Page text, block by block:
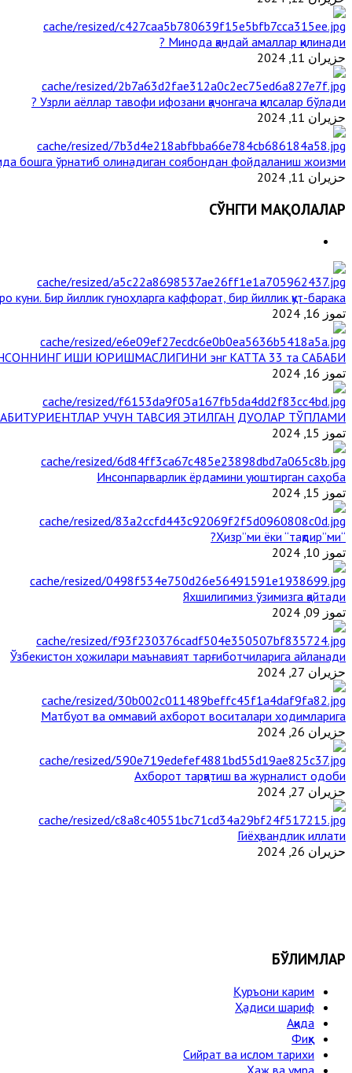
Минода қандай амаллар қилинади ?
حزيران 11, 2024
Узрли аёллар тавофи ифозани қачонгача қилсалар бўлади ?
حزيران 11, 2024
бошга ўрнатиб олинадиган соябондан фойдаланиш жоизми ?
حزيران 11, 2024
СЎНГГИ МАҚОЛАЛАР
куни. Бир йиллик гуноҳларга каффорат, бир йиллик қут-барака
تموز 16, 2024
ИШИ ЮРИШМАСЛИГИНИ энг КАТТА 33 та САБАБИ
تموز 16, 2024
АБИТУРИЕНТЛАР УЧУН ТАВСИЯ ЭТИЛГАН ДУОЛАР ТЎПЛАМИ
تموز 15, 2024
Инсонпарварлик ёрдамини уюштирган саҳоба
تموز 15, 2024
“Ҳизр”ми ёки “тақдир”ми?
تموز 10, 2024
Яхшилигимиз ўзимизга қайтади
تموز 09, 2024
Ўзбекистон ҳожилари маънавият тарғиботчиларига айланади
حزيران 27, 2024
Матбуот ва оммавий ахборот воситалари ходимларига
حزيران 26, 2024
Ахборот тарқатиш ва журналист одоби
حزيران 27, 2024
Гиёҳвандлик иллати
حزيران 26, 2024
БЎЛИМЛАР
Қуръони карим
Ҳадиси шариф
Ақида
Фиқҳ
Сийрат ва ислом тарихи
Ҳаж ва умра